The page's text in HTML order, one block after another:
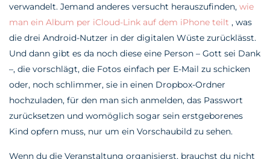
verwandelt. Jemand anderes versucht herauszufinden, wie
man ein Album per iCloud-Link auf dem iPhone teilt , was
die drei Android-Nutzer in der digitalen Wüste zurücklässt.
Und dann gibt es da noch diese eine Person – Gott sei Dank
–, die vorschlägt, die Fotos einfach per E-Mail zu schicken
oder, noch schlimmer, sie in einen Dropbox-Ordner
hochzuladen, für den man sich anmelden, das Passwort
zurücksetzen und womöglich sogar sein erstgeborenes
Kind opfern muss, nur um ein Vorschaubild zu sehen.
Wenn du die Veranstaltung organisierst, brauchst du nicht